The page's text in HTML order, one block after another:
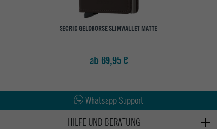
SECRID GELDBÖRSE SLIMWALLET MATTE
ab 69,95 €
Whatsapp Support
HILFE UND BERATUNG